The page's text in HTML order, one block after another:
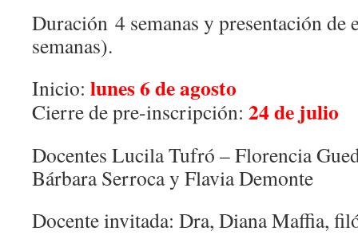
Duración 4 semanas y presentación
semanas).
Inicio: lunes 6 de agosto
Cierre de pre-inscripción: 24 de julio
Docentes Lucila Tufró – Florencia
Bárbara Serroca y Flavia Demonte
Docente invitada: Dra, Diana Maffia,